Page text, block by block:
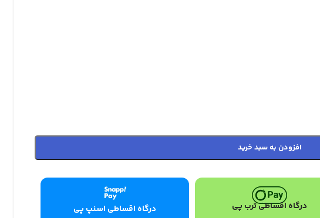
افزودن به سبد خرید
درگاه اقساطی ترب پی درگاه اقساطی اسنپ پی